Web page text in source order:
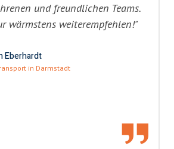
und freundlichen Teams.
wärmstens weiterempfehlen!"
Eberhardt
in Darmstadt